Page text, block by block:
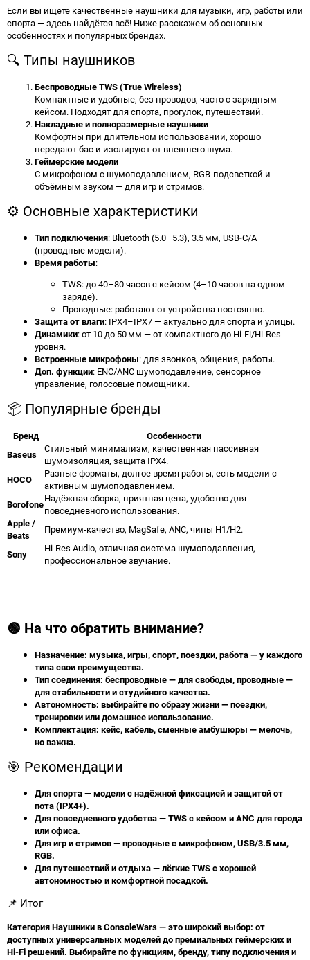
Если вы ищете качественные наушники для музыки, игр, работы или
спорта — здесь найдётся всё! Ниже расскажем об основных
особенностях и популярных брендах.
🔍 Типы наушников
Беспроводные TWS (True Wireless)
Компактные и удобные, без проводов, часто с зарядным
кейсом. Подходят для спорта, прогулок, путешествий.
Накладные и полноразмерные наушники
Комфортны при длительном использовании, хорошо
передают бас и изолируют от внешнего шума.
Геймерские модели
С микрофоном с шумоподавлением, RGB-подсветкой и
объёмным звуком — для игр и стримов.
⚙️ Основные характеристики
Тип подключения: Bluetooth (5.0–5.3), 3.5 мм, USB‑C/A
(проводные модели).
Время работы:
TWS: до 40–80 часов с кейсом (4–10 часов на одном
заряде).
Проводные: работают от устройства постоянно.
Защита от влаги: IPX4–IPX7 — актуально для спорта и улицы.
Динамики: от 10 до 50 мм — от компактного до Hi-Fi/Hi-Res
уровня.
Встроенные микрофоны: для звонков, общения, работы.
Доп. функции: ENC/ANC шумоподавление, сенсорное
управление, голосовые помощники.
📦 Популярные бренды
Бренд
Особенности
Baseus
Стильный минимализм, качественная пассивная
шумоизоляция, защита IPX4.
HOCO
Разные форматы, долгое время работы, есть модели с
активным шумоподавлением.
BorofoneНадёжная сборка, приятная цена, удобство для
повседневного использования.
Apple /
Beats
Премиум-качество, MagSafe, ANC, чипы H1/H2.
Sony
Hi-Res Audio, отличная система шумоподавления,
профессиональное звучание.
🟢 На что обратить внимание?
Назначение: музыка, игры, спорт, поездки, работа — у каждого
типа свои преимущества.
Тип соединения: беспроводные — для свободы, проводные —
для стабильности и студийного качества.
Автономность: выбирайте по образу жизни — поездки,
тренировки или домашнее использование.
Комплектация: кейс, кабель, сменные амбушюры — мелочь,
но важна.
🎯 Рекомендации
Для спорта— модели с надёжной фиксацией и защитой от
пота (IPX4+).
Для повседневного удобства— TWS с кейсом и ANC для города
или офиса.
Для игр и стримов— проводные с микрофоном, USB/3.5 мм,
RGB.
Для путешествий и отдыха— лёгкие TWS с хорошей
автономностью и комфортной посадкой.
📌 Итог
КатегорияНаушникивConsoleWars— это широкий выбор: от
доступных универсальных моделей до премиальных геймерских и
Hi‑Fi решений. Выбирайте по функциям, бренду, типу подключения и